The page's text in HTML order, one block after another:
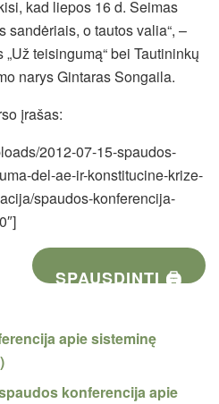
kad liepos 16 d. Seimas
o tautos valia“, –
teisingumą“ bei Tautininkų
narys Gintaras Songaila.
įrašas:
2012-07-15-spaudos-
del-ae-ir-konstitucine-krize-
spaudos-konferencija-
SPAUSDINTI 🖨
apie sisteminę
konferencija apie